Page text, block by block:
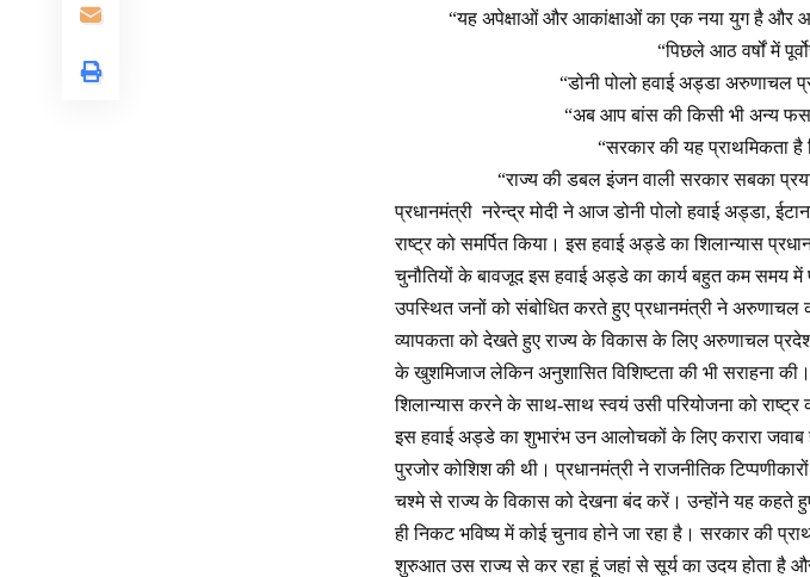
“यह अपेक्षाओं और आकांक्षाओं का एक नया युग है और
“पिछले आठ वर्षों में
“डोनी पोलो हवाई अड्डा अरुणाचल
“अब आप बांस की किसी भी अन्य
“सरकार की यह प्राथमिकता है
“राज्य की डबल इंजन वाली सरकार सबका
प्रधानमंत्री नरेन्द्र मोदी ने आज डोनी पोलो हवाई अड्डा,
राष्ट्र को समर्पित किया। इस हवाई अड्डे का शिलान्यास
चुनौतियों के बावजूद इस हवाई अड्डे का कार्य बहुत कम समय में
उपस्थित जनों को संबोधित करते हुए प्रधानमंत्री ने
व्यापकता को देखते हुए राज्य के विकास के लिए अरुणाचल
के खुशमिजाज लेकिन अनुशासित विशिष्टता की भी सराहना
शिलान्यास करने के साथ-साथ स्वयं उसी परियोजना को
इस हवाई अड्डे का शुभारंभ उन आलोचकों के लिए करारा जवाब
पुरजोर कोशिश की थी। प्रधानमंत्री ने राजनीतिक
चश्मे से राज्य के विकास को देखना बंद करें। उन्होंने यह कहते
ही निकट भविष्य में कोई चुनाव होने जा रहा है। सरकार की
शुरुआत उस राज्य से कर रहा हूं जहां से सूर्य का उदय होता है